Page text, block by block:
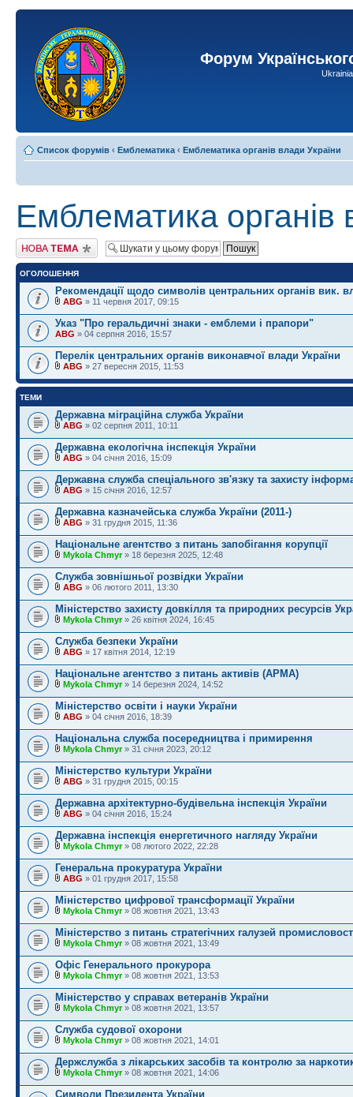
Форум
Список форумів ‹ Емблематика ‹ Емблематика органів влади України
Емблематика органів
Створити нову тему
ОГОЛОШЕННЯ
Рекомендації щодо символів центральних органів вик.
ABG » 11 червня 2017, 09:15
Указ "Про геральдичні знаки - емблеми і прапори"
ABG » 04 серпня 2016, 15:57
Перелік центральних органів виконавчої влади України
ABG » 27 вересня 2015, 11:53
ТЕМИ
Державна міграційна служба України
ABG » 02 серпня 2011, 10:11
Державна екологічна інспекція України
ABG » 04 січня 2016, 15:09
Державна служба спеціального зв'язку та захисту
ABG » 15 січня 2016, 12:57
Державна казначейська служба України (2011-)
ABG » 31 грудня 2015, 11:36
Національне агентство з питань запобігання корупції
Mykola Chmyr» 18 березня 2025, 12:48
Служба зовнішньої розвідки України
ABG » 06 лютого 2011, 13:30
Міністерство захисту довкілля та природних ресурсів
Mykola Chmyr» 26 квітня 2024, 16:45
Служба безпеки України
ABG » 17 квітня 2014, 12:19
Національне агентство з питань активів (АРМА)
Mykola Chmyr» 14 березня 2024, 14:52
Міністерство освіти і науки України
ABG » 04 січня 2016, 18:39
Національна служба посередництва і примирення
Mykola Chmyr» 31 січня 2023, 20:12
Міністерство культури України
ABG » 31 грудня 2015, 00:15
Державна архітектурно-будівельна інспекція України
ABG » 04 січня 2016, 15:24
Державна інспекція енергетичного нагляду України
Mykola Chmyr» 08 лютого 2022, 22:28
Генеральна прокуратура України
ABG » 01 грудня 2017, 15:58
Міністерство цифрової трансформації України
Mykola Chmyr» 08 жовтня 2021, 13:43
Міністерство з питань стратегічних галузей
Mykola Chmyr» 08 жовтня 2021, 13:49
Офіс Генерального прокурора
Mykola Chmyr» 08 жовтня 2021, 13:53
Міністерство у справах ветеранів України
Mykola Chmyr» 08 жовтня 2021, 13:57
Служба судової охорони
Mykola Chmyr» 08 жовтня 2021, 14:01
Держслужба з лікарських засобів та контролю за
Mykola Chmyr» 08 жовтня 2021, 14:06
Символи Президента України